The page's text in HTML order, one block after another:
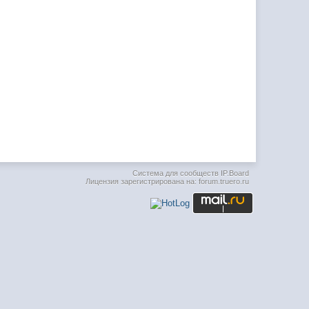
Система для сообществ IP.Board
Лицензия зарегистрирована на: forum.truero.ru